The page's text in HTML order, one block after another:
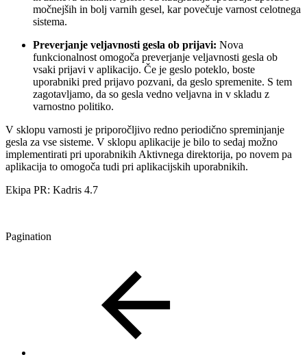
močnejših in bolj varnih gesel, kar povečuje varnost celotnega
sistema.
Preverjanje veljavnosti gesla ob prijavi: Nova
funkcionalnost omogoča preverjanje veljavnosti gesla ob
vsaki prijavi v aplikacijo. Če je geslo poteklo, boste
uporabniki pred prijavo pozvani, da geslo spremenite. S tem
zagotavljamo, da so gesla vedno veljavna in v skladu z
varnostno politiko.
V sklopu varnosti je priporočljivo redno periodično spreminjanje
gesla za vse sisteme. V sklopu aplikacije je bilo to sedaj možno
implementirati pri uporabnikih Aktivnega direktorija, po novem pa
aplikacija to omogoča tudi pri aplikacijskih uporabnikih.
Ekipa PR: Kadris 4.7
Pagination